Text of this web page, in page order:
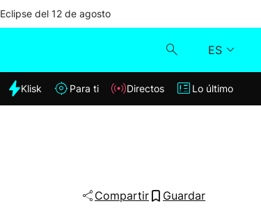
Eclipse del 12 de agosto
ES
Klisk
Klisk Para ti Directos Lo último
Compartir Guardar